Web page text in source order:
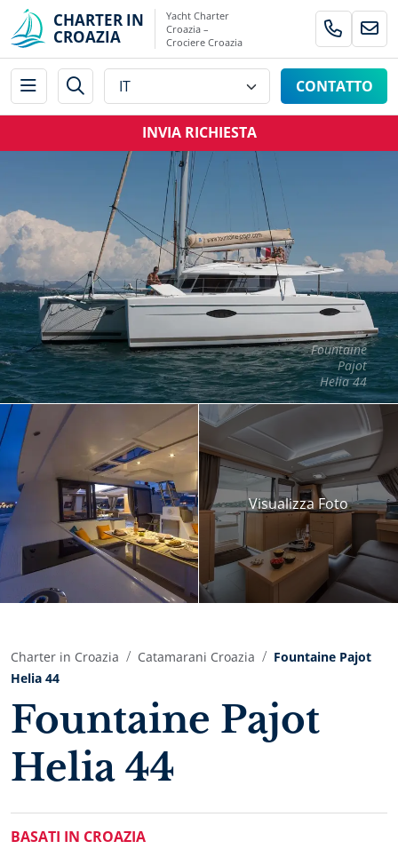
CHARTER IN
CROAZIA
Yacht Charter
Croazia –
Crociere Croazia
CONTATTO
INVIA RICHIESTA
Fountaine
Pajot
Helia 44
VisualizzaFoto
Charter in Croazia Catamarani Croazia
Fountaine Pajot
Helia 44
Fountaine Pajot
Helia 44
BASATI IN CROAZIA